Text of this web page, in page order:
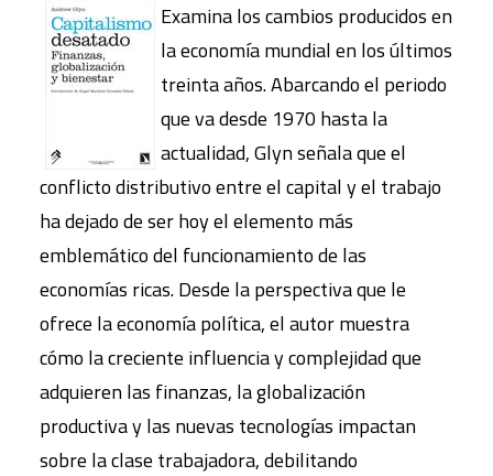
Examina los cambios producidos en
la economía mundial en los últimos
treinta años. Abarcando el periodo
que va desde 1970 hasta la
actualidad, Glyn señala que el
conflicto distributivo entre el capital y el trabajo
ha dejado de ser hoy el elemento más
emblemático del funcionamiento de las
economías ricas. Desde la perspectiva que le
ofrece la economía política, el autor muestra
cómo la creciente influencia y complejidad que
adquieren las finanzas, la globalización
productiva y las nuevas tecnologías impactan
sobre la clase trabajadora, debilitando